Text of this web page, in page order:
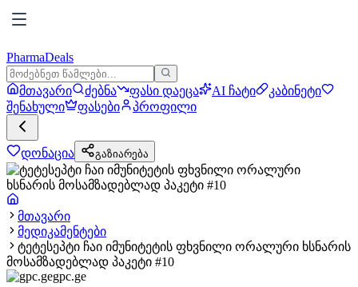
PharmaDeals
მთავარი ძებნა ფასი დაეცა AI ჩატი
კაბინეტი
შენახული
ფასები პროფილი
დონაცია გაზიარება
მთავარი
მედიკამენტები
ტეტესეპტი ჩაი იმუნიტეტის ფხვნილი ორალური ხსნარის
მოსამზადებლად პაკეტი #10
gpc.ge